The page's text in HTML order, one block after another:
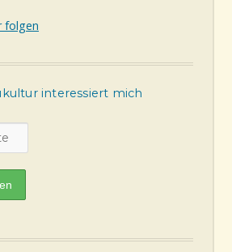
folgen
interessiert mich